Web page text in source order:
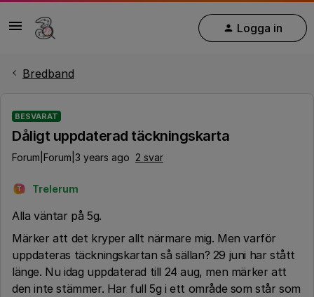
Logga in
Bredband
BESVARAT
Dåligt uppdaterad täckningskarta
Forum|Forum|3 years ago 2 svar
T Trelerum
Alla väntar på 5g.
Märker att det kryper allt närmare mig. Men varför
uppdateras täckningskartan så sällan? 29 juni har stått
länge. Nu idag uppdaterad till 24 aug, men märker att
den inte stämmer. Har full 5g i ett område som står som